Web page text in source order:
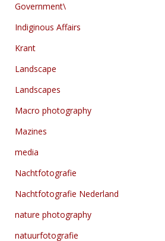
Government\
Indiginous Affairs
Krant
Landscape
Landscapes
Macro photography
Mazines
media
Nachtfotografie
Nachtfotografie Nederland
nature photography
natuurfotografie